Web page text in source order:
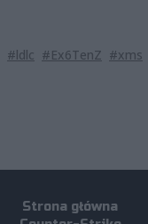
#ldlc #Ex6TenZ #xms
Strona główna